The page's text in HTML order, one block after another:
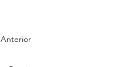
Anterior